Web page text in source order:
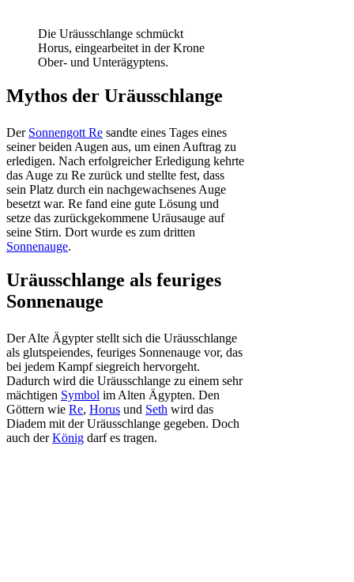
Die Uräusschlange schmückt
Horus, eingearbeitet in der Krone
Ober- und Unterägyptens.
Mythos der Uräusschlange
Der Sonnengott Re sandte eines Tages eines
seiner beiden Augen aus, um einen Auftrag zu
erledigen. Nach erfolgreicher Erledigung kehrte
das Auge zu Re zurück und stellte fest, dass
sein Platz durch ein nachgewachsenes Auge
besetzt war. Re fand eine gute Lösung und
setze das zurückgekommene Uräusauge auf
seine Stirn. Dort wurde es zum dritten
Sonnenauge.
Uräusschlange als feuriges
Sonnenauge
Der Alte Ägypter stellt sich die Uräusschlange
als glutspeiendes, feuriges Sonnenauge vor, das
bei jedem Kampf siegreich hervorgeht.
Dadurch wird die Uräusschlange zu einem sehr
mächtigen Symbol im Alten Ägypten. Den
Göttern wie Re, Horus und Seth wird das
Diadem mit der Uräusschlange gegeben. Doch
auch derKönig darf es tragen.